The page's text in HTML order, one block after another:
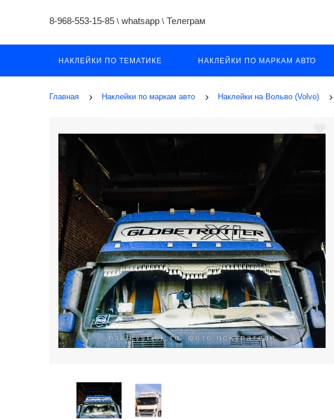
8-968-553-15-85 \whatsapp \ Телеграм
НАКЛЕЙКИ ПО ТЕМАТИКЕ НАКЛЕЙКИ ПО МАРКАМ АВТО
Главная Наклейки по маркам авто Наклейки на Вольво (Volvo)